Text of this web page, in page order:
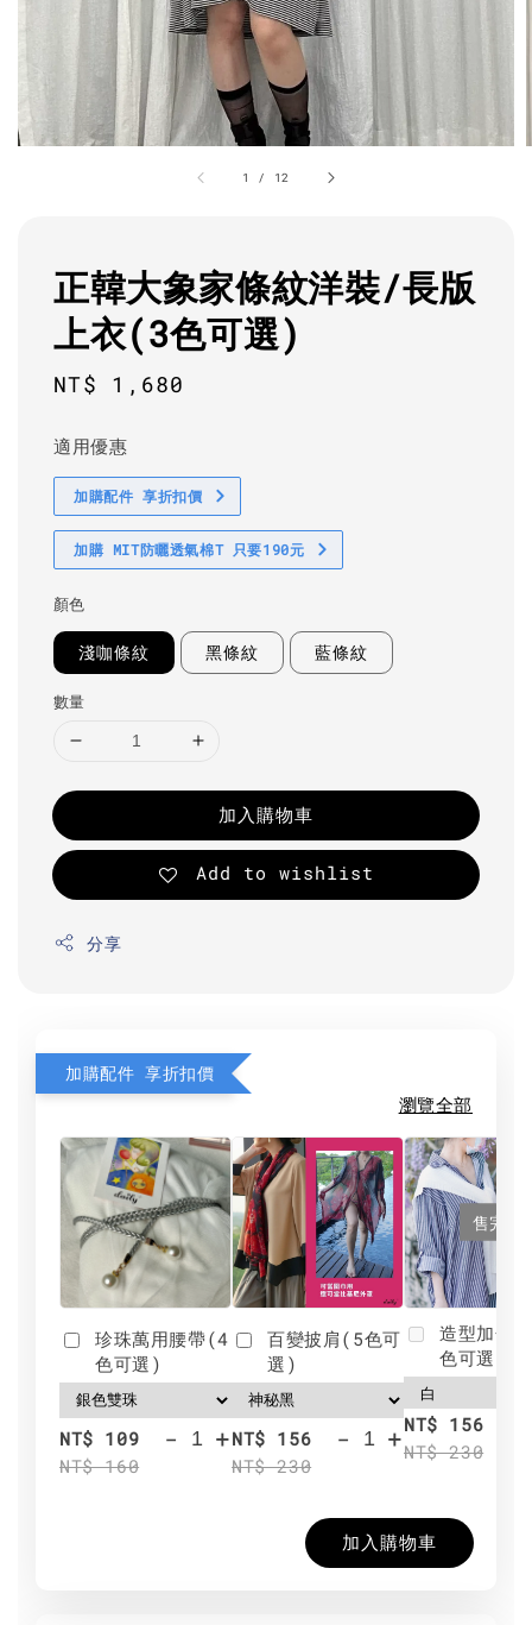
1 / 12
正韓大象家條紋洋裝/長版
上衣(3色可選)
Regular
NT$ 1,680
適用優惠
加購配件 享折扣價
加購 MIT防曬透氣棉T 只要190元
顏色
淺咖條紋 黑條紋 藍條紋
數量
加入購物車
Add to wishlist
分享
加購配件 享折扣價
瀏覽全部
珍珠萬用腰帶(4
色可選)
NT$ 109
NT$ 160
- +
百變披肩(5色可
選)
NT$ 156
NT$ 230
- +
售完
造型加分
色可選)
NT$ 156
NT$ 230
加入購物車